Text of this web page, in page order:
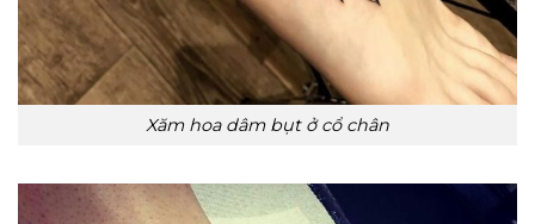
Xăm hoa dâm bụt ở cổ chân